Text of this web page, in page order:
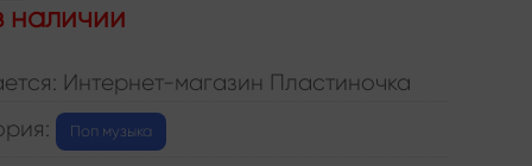
наличии
Интернет-магазин Пластиночка
Поп музыка